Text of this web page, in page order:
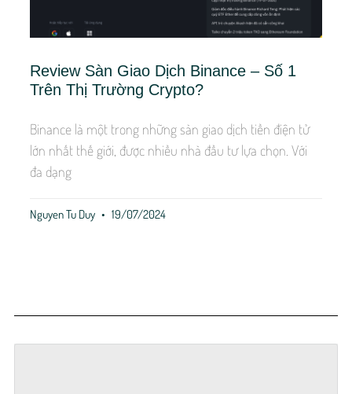
Review Sàn Giao Dịch Binance – Số 1
Trên Thị Trường Crypto?
Binance là một trong những sàn giao dịch tiền điện tử
lớn nhất thế giới, được nhiều nhà đầu tư lựa chọn. Với
đa dạng
Nguyen Tu Duy 19/07/2024